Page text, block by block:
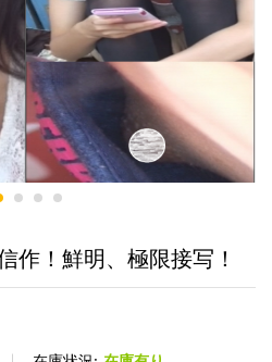
作！鮮明、極限接写！